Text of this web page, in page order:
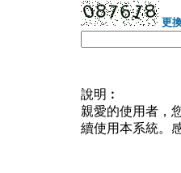
更
說明︰
親愛的使用者，
續使用本系統。